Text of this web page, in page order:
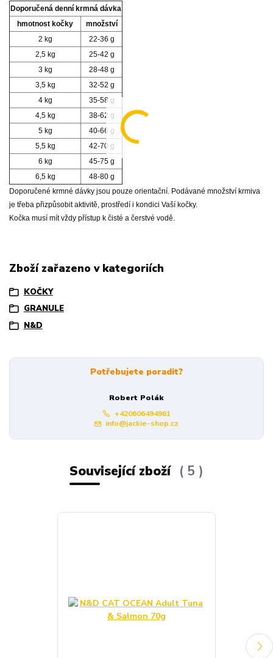
Doporučená denní krmná dávka
hmotnost kočky
množství
2 kg
22-36 g
2,5 kg
25-42 g
3 kg
28-48 g
3,5 kg
32-52 g
4 kg
35-58 g
4,5 kg
38-62 g
5 kg
40-66 g
5,5 kg
42-70 g
6 kg
45-75 g
6,5 kg
48-80 g
Doporučené krmné dávky jsou pouze orientační. Podávané množství krmiva
je třeba přizpůsobit aktivitě, prostředí i kondici Vaší kočky.
Kočka musí mít vždy přístup k čisté a čerstvé vodě.
Zboží zařazeno v kategoriích
KOČKY
GRANULE
N&D
Potřebujete poradit?
Robert Polák
+420606494961
info@jackie-shop.cz
Související zboží 5